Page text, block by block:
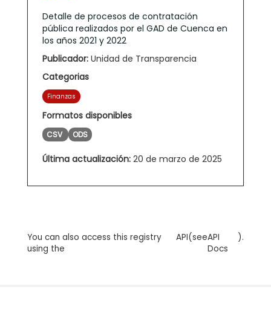
Detalle de procesos de contratación
pública realizados por el GAD de Cuenca en
los años 2021 y 2022
Publicador: Unidad de Transparencia
Categorias
Finanzas
Formatos disponibles
CSV ODS
Última actualización: 20 de marzo de 2025
You can also access this registry
using the
API(seeAPI
Docs
).